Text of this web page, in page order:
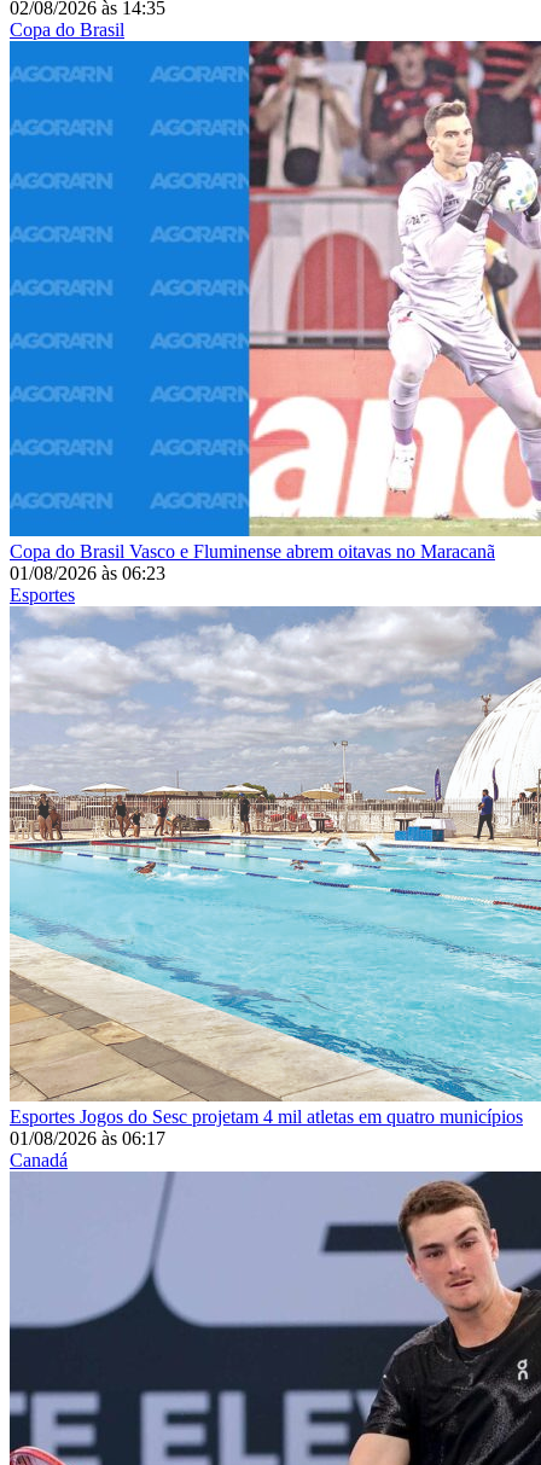
02/08/2026 às 14:35
Copa do Brasil
Copa do Brasil Vasco e Fluminense abrem oitavas no Maracanã
01/08/2026 às 06:23
Esportes
Esportes Jogos do Sesc projetam 4 mil atletas em quatro municípios
01/08/2026 às 06:17
Canadá